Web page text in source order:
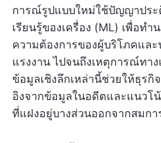
การณ์รูปแบบใหม่ใช้ปัญญาประ
เรียนรู้ของเครื่อง (ML) เพื่อทำ
ความต้องการของผู้บริโภคแล
แรงงาน ไปจนถึงเหตุการณ์ทา
ข้อมูลเชิงลึกเหล่านี้ช่วยให้ธุรกิ
อิงจากข้อมูลในอดีตและแนวโ
ที่แฝงอยู่บางส่วนออกจากสมกา